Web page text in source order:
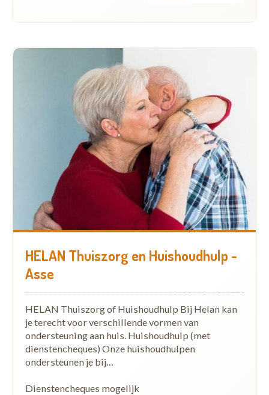
HELAN Thuiszorg en Huishoudhulp -
Asse
HELAN Thuiszorg of Huishoudhulp Bij Helan kan
je terecht voor verschillende vormen van
ondersteuning aan huis. Huishoudhulp (met
dienstencheques) Onze huishoudhulpen
ondersteunen je bij…
Dienstencheques mogelijk